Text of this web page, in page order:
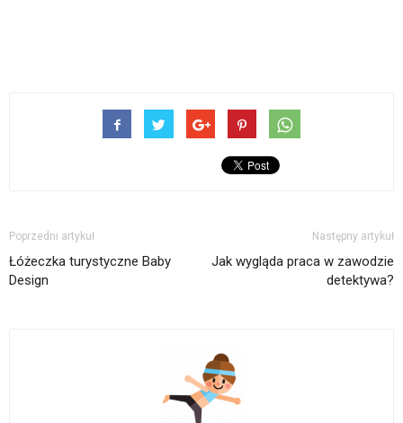
Poprzedni artykuł
Łóżeczka turystyczne Baby
Design
Następny artykuł
Jak wygląda praca w zawodzie
detektywa?